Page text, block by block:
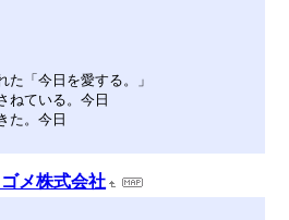
た「今日を愛する。」
ねている。今日
た。今日
メ株式会社